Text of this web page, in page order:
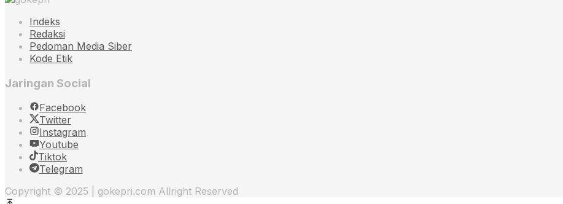
Indeks
Redaksi
Pedoman Media Siber
Kode Etik
Jaringan Social
Facebook
Twitter
Instagram
Youtube
Tiktok
Telegram
Copyright © 2025 | gokepri.com Allright Reserved